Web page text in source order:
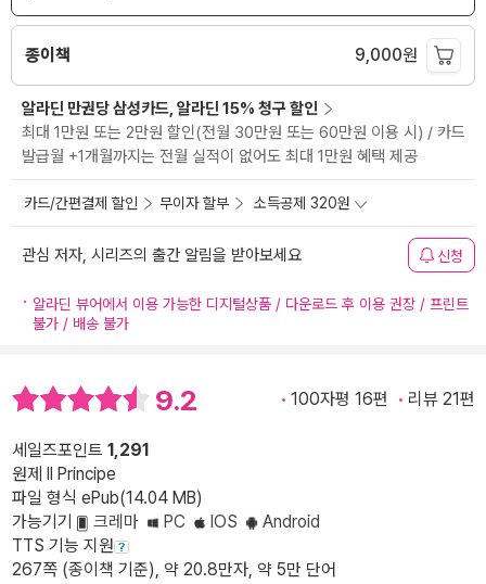
종이책 9,000원
알라딘 만권당 삼성카드, 알라딘 15% 청구 할인
최대 1만원 또는 2만원 할인(전월 30만원 또는 60만원 이용 시) / 카드
발급월 +1개월까지는 전월 실적이 없어도 최대 1만원 혜택 제공
카드/간편결제 할인 무이자 할부 소득공제 320원
관심 저자, 시리즈의 출간 알림을 받아보세요 신청
알라딘 뷰어에서 이용 가능한 디지털상품 / 다운로드 후 이용 권장 / 프린트
불가 / 배송 불가
9.2 100자평 16편 리뷰 21편
세일즈포인트 1,291
원제 II Principe
파일 형식 ePub(14.04 MB)
가능기기
크레마 PC IOS
Android
TTS 기능 지원
267쪽 (종이책 기준), 약 20.8만자, 약 5만 단어